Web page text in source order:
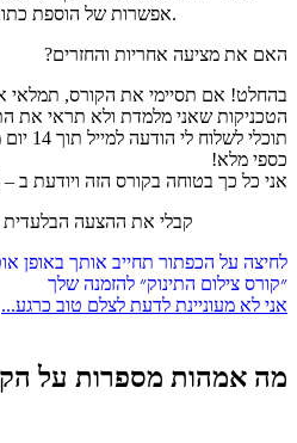
אפשרות של הוספת כתוביות לכל שיעורי הוידאו שבקורס.
האם את מציעה אחריות והחזרים?
בהחלט! אם תסיימי את הקורס, תמלאי
הטכניקות שאני מלמדת ולא תראי את
תוכלי לשלוח לי הודעה למייל תוך
14
כספי מלא!
אני כל כך בטוחה בקורס הזה ויודעת ב – 100% שהוא יתרום לך המון!
קבלי את ההצעה הבלעדית
״קורס צילום התינוק״ להזמנה שלך
אני לא מעוניינת לדעת לצלם טוב כרגע...
מה אמהות מספרות על